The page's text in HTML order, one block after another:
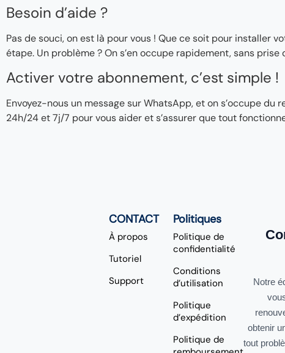
Besoin d’aide ?
Pas de souci, on est là pour vous ! Que ce soit pour installer
étape. Un problème ? On s’en occupe rapidement, sans prise
Activer votre abonnement, c’est simple !
Envoyez-nous un message sur WhatsApp, et on s’occupe
24h/24 et 7j/7 pour vous aider et s’assurer que tout
CONTACT
À propos
Tutoriel
Support
Politiques
Politique de
confidentialité
Conditions
d’utilisation
Politique
d’expédition
Politique de
Notre
obtenir
tout